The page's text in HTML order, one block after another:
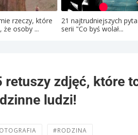
rzeczy, które
że osoby ...
21 najtrudniejszych
serii "Co byś wolał...
retuszy zdjęć, które
ludzi!
#RODZINA